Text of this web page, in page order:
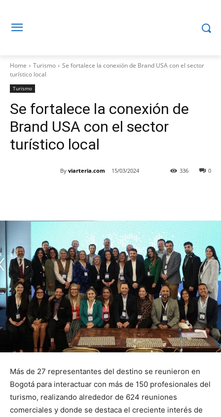
Home Turismo
Se fortalece la conexión de Brand USA con el sector
turístico local
Turismo
Se fortalece la conexión de
Brand USA con el sector
turístico local
By viarteria.com 15/03/2024 0
336
Más de 27 representantes del destino se reunieron en
Bogotá para interactuar con más de 150 profesionales del
turismo, realizando alrededor de 624 reuniones
comerciales y donde se destaca el creciente interés de